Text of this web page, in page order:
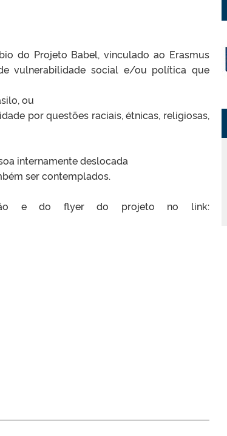
do Projeto Babel, vinculado ao Erasmus
vulnerabilidade social e/ou política que
ou
por questões raciais, étnicas, religiosas,
internamente deslocada
ser contemplados.
e do flyer do projeto no link: